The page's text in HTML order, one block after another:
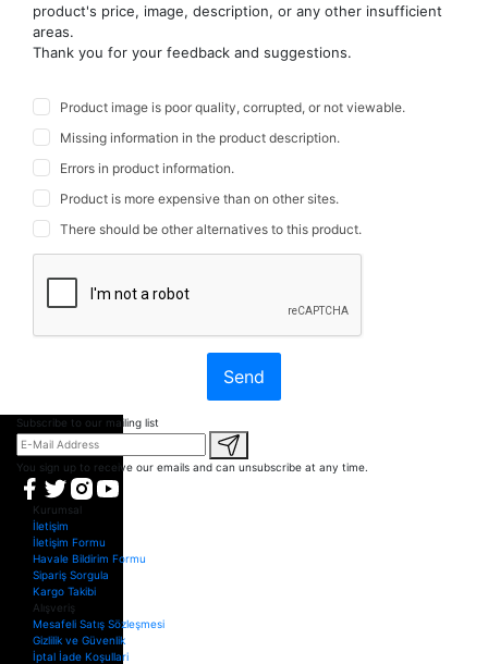
product's price, image, description, or any other insufficient
areas.
Thank you for your feedback and suggestions.
Product image is poor quality, corrupted, or not viewable.
Missing information in the product description.
Errors in product information.
Product is more expensive than on other sites.
There should be other alternatives to this product.
Send
Subscribe to our mailing list
You sign up to receive our emails and can unsubscribe at any time.
Kurumsal
İletişim
İletişim Formu
Havale Bildirim Formu
Sipariş Sorgula
Kargo Takibi
Alışveriş
Mesafeli Satış Sözleşmesi
Gizlilik ve Güvenlik
İptal İade Koşullari